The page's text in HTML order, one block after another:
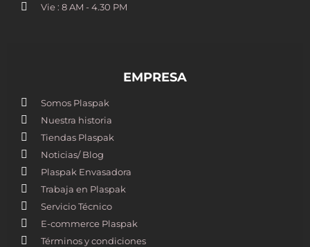
Vie : 8 AM - 4.30 PM
EMPRESA
Somos Plaspak
Nuestra historia
Tiendas Plaspak
Noticias/ Blog
Plaspak Envasadora
Trabaja en Plaspak
Servicio Técnico
E-commerce Plaspak
Términos y condiciones